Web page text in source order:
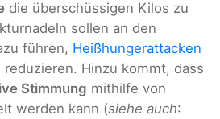
die überschüssigen Kilos zu
sollen an den
führen, Heißhungerattacken
reduzieren. Hinzu kommt, dass
Stimmung mithilfe von
werden kann (siehe auch: